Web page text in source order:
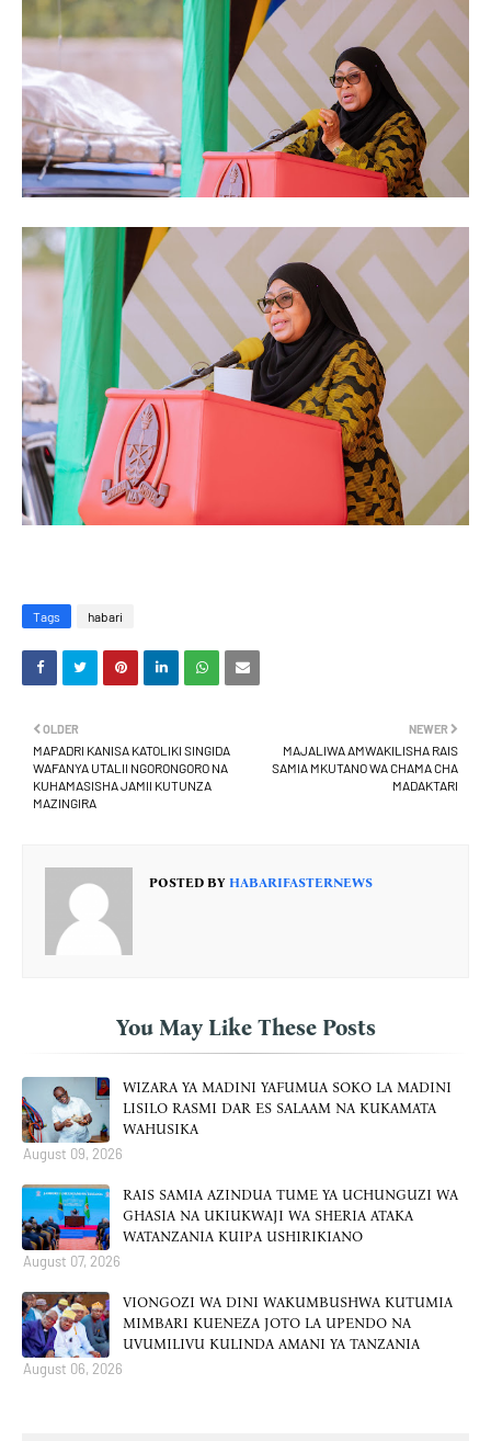
Tags habari
NEWER
MAJALIWA AMWAKILISHA RAIS
SAMIA MKUTANO WA CHAMA CHA
MADAKTARI
OLDER
MAPADRI KANISA KATOLIKI SINGIDA
WAFANYA UTALII NGORONGORO NA
KUHAMASISHA JAMII KUTUNZA
MAZINGIRA
POSTED BY HABARIFASTERNEWS
You May Like These Posts
WIZARA YA MADINI YAFUMUA SOKO LA MADINI
LISILO RASMI DAR ES SALAAM NA KUKAMATA
WAHUSIKA
August 09, 2026
RAIS SAMIA AZINDUA TUME YA UCHUNGUZI WA
GHASIA NA UKIUKWAJI WA SHERIA ATAKA
WATANZANIA KUIPA USHIRIKIANO
August 07, 2026
VIONGOZI WA DINI WAKUMBUSHWA KUTUMIA
MIMBARI KUENEZA JOTO LA UPENDO NA
UVUMILIVU KULINDA AMANI YA TANZANIA
August 06, 2026